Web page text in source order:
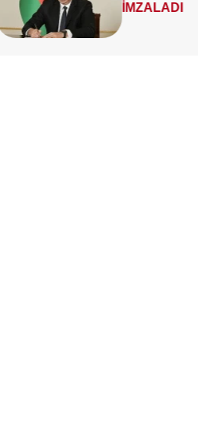
MARAQLI
İMZALADI